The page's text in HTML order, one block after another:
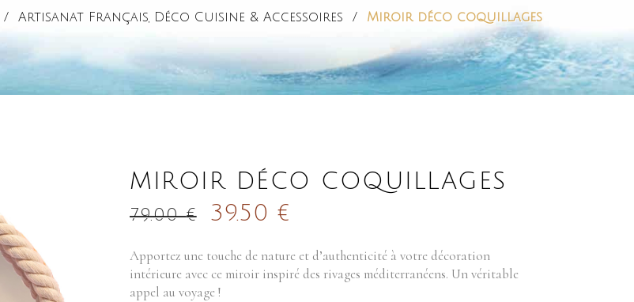
/ Artisanat Français, Déco Cuisine & Accessoires / Miroir déco coquillages
MIROIR DÉCO COQUILLAGES
79.00€ 39.50€
Apportez une touche de nature et d’authenticité à votre décoration
intérieure avec ce miroir inspiré des rivages méditerranéens. Un véritable
appel au voyage !